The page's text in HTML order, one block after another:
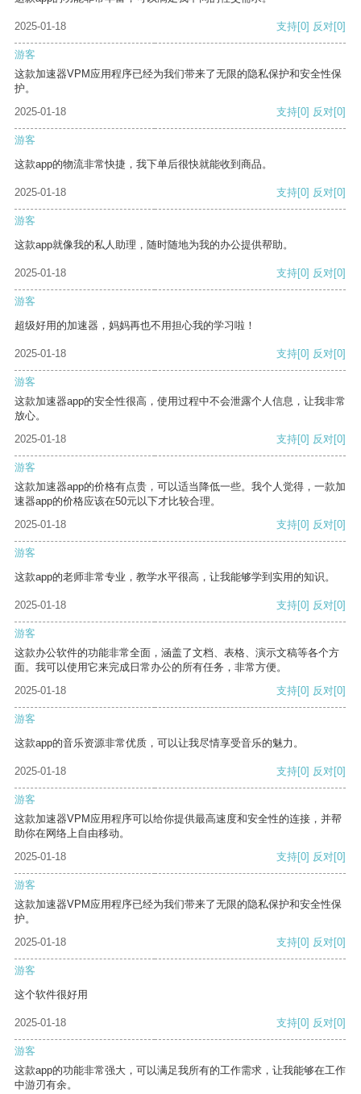
2025-01-18 支持[0] 反对[0]
游客
这款加速器VPM应用程序已经为我们带来了无限的隐私保护和安全性保
护。
2025-01-18
支持[0] 反对[0]
游客
这款app的物流非常快捷，我下单后很快就能收到商品。
2025-01-18 支持[0] 反对[0]
游客
这款app就像我的私人助理，随时随地为我的办公提供帮助。
2025-01-18 支持[0] 反对[0]
游客
超级好用的加速器，妈妈再也不用担心我的学习啦！
2025-01-18 支持[0] 反对[0]
游客
这款加速器app的安全性很高，使用过程中不会泄露个人信息，让我非常
放心。
2025-01-18
支持[0] 反对[0]
游客
这款加速器app的价格有点贵，可以适当降低一些。我个人觉得，一款加
速器app的价格应该在50元以下才比较合理。
2025-01-18
支持[0] 反对[0]
游客
这款app的老师非常专业，教学水平很高，让我能够学到实用的知识。
2025-01-18 支持[0] 反对[0]
游客
这款办公软件的功能非常全面，涵盖了文档、表格、演示文稿等各个方
面。我可以使用它来完成日常办公的所有任务，非常方便。
2025-01-18
支持[0] 反对[0]
游客
这款app的音乐资源非常优质，可以让我尽情享受音乐的魅力。
2025-01-18 支持[0] 反对[0]
游客
这款加速器VPM应用程序可以给你提供最高速度和安全性的连接，并帮
助你在网络上自由移动。
2025-01-18
支持[0] 反对[0]
游客
这款加速器VPM应用程序已经为我们带来了无限的隐私保护和安全性保
护。
2025-01-18
支持[0] 反对[0]
游客
这个软件很好用
2025-01-18 支持[0] 反对[0]
游客
这款app的功能非常强大，可以满足我所有的工作需求，让我能够在工作
中游刃有余。